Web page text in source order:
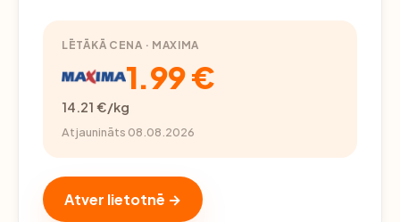
LĒTĀKĀ CENA · MAXIMA
1.99 €
14.21 €/kg
Atjaunināts 08.08.2026
Atver lietotnē →